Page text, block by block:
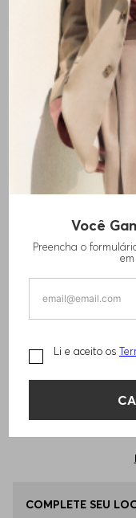
Você
Preencha o
Li e aceito os
SHORTS DE
PADRÃO
TAMANHO -30
Qual o seu Tamanho?
32
COMPLETE SEU